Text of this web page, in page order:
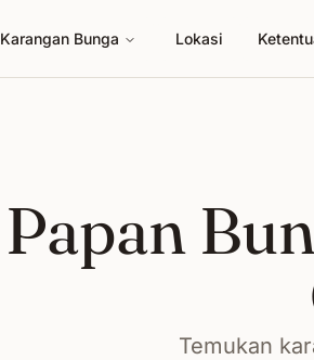
Karangan Bunga Lokasi
Papan
Temukan